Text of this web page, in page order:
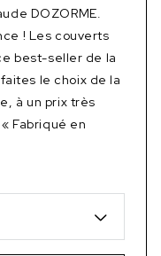
DOZORME.
! Les couverts
best-seller de la
le choix de la
à un prix très
Fabriqué en